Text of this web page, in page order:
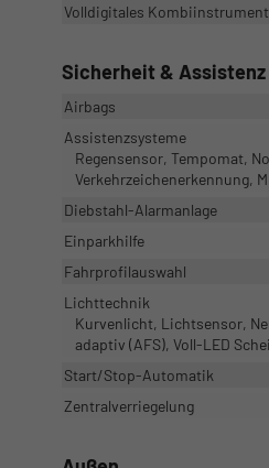
Volldigitales
Sicherheit & Assistenz
Airbags
Assistenzsysteme
Regensensor, Tempomat,
Verkehrzeichenerkennung,
Diebstahl-Alarmanlage
Einparkhilfe
Fahrprofilauswahl
Lichttechnik
Kurvenlicht, Lichtsensor,
adaptiv (AFS), Voll-LED
Start/Stop-Automatik
Zentralverriegelung